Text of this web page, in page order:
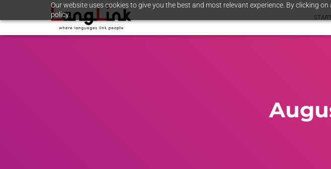
Our website uses cookies to give you the best and most relevant experience. By clicking
policy.